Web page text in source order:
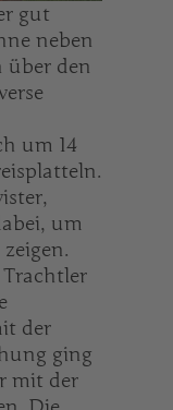
gut
neben
den
um 14
um
der
ging
mit der